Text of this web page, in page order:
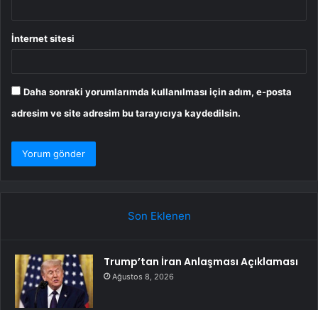
İnternet sitesi
Daha sonraki yorumlarımda kullanılması için adım, e-posta
adresim ve site adresim bu tarayıcıya kaydedilsin.
Son Eklenen
Trump’tan İran Anlaşması Açıklaması
Ağustos 8, 2026